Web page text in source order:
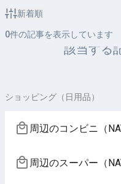
新着順
0件の記事を表示しています
該当する
ショッピング（日用品）
周辺のコンビニ（
周辺のスーパー（